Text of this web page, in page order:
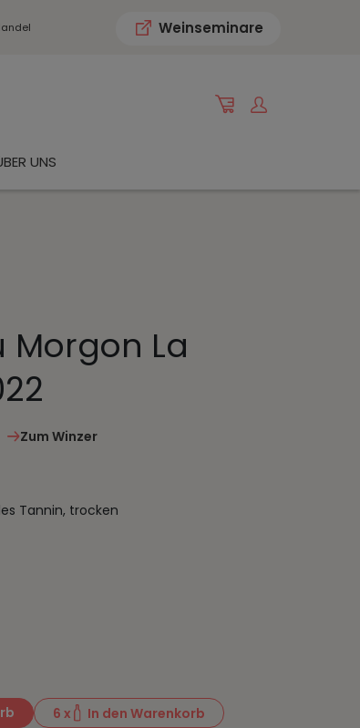
Weinseminare
UNS
Morgon La
Zum Winzer
Tannin, trocken
6 x In den Warenkorb